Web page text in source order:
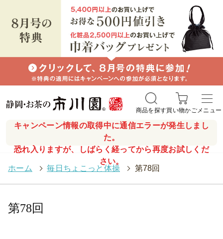
キャンペーン情報の取得中に通信エラーが発生しまし
た。
恐れ入りますが、しばらく経ってから再度お試しくだ
さい。
商品を探す買い物かごメニュー
ホーム > 毎日ちょこっと体操 > 第78回
第78回